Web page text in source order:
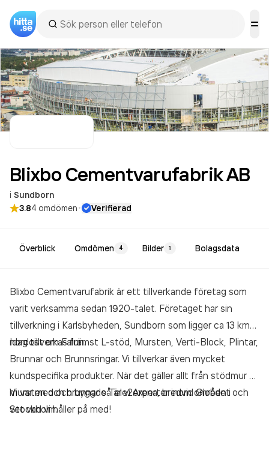
Blixbo CementvarufabrikAB
i Sundborn
3.84 omdömen· Verifierad
Överblick Omdömen 4 Bilder 1 Bolagsdata
Blixbo Cementvarufabrik är ett tillverkande företag som
varit verksamma sedan 1920-talet. Företaget har sin
tillverkning i Karlsbyheden, Sundborn som ligger ca 13 km
nordost om Falun.
Idag tillverkas främst L-stöd, Mursten, Verti-Block, Plintar,
Brunnar och Brunnsringar. Vi tillverkar även mycket
kundspecifika produkter. När det gäller allt från stödmur till
mursten och brunnar så är vi experter inom området och
vet vad vi håller på med!
Vi var med och byggde Tele2Arena, bredvid Globen i
Stockholm.